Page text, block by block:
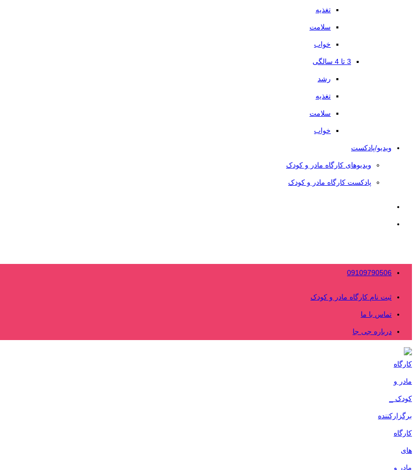
تغذیه
سلامت
خواب
3 تا 4 سالگی
رشد
تغذیه
سلامت
خواب
ویدیو/پادکست
ویدیوهای کارگاه مادر و کودک
پادکست کارگاه مادر و کودک
09109790506
ثبت نام کارگاه مادر و کودک
تماس با ما
درباره جی جا